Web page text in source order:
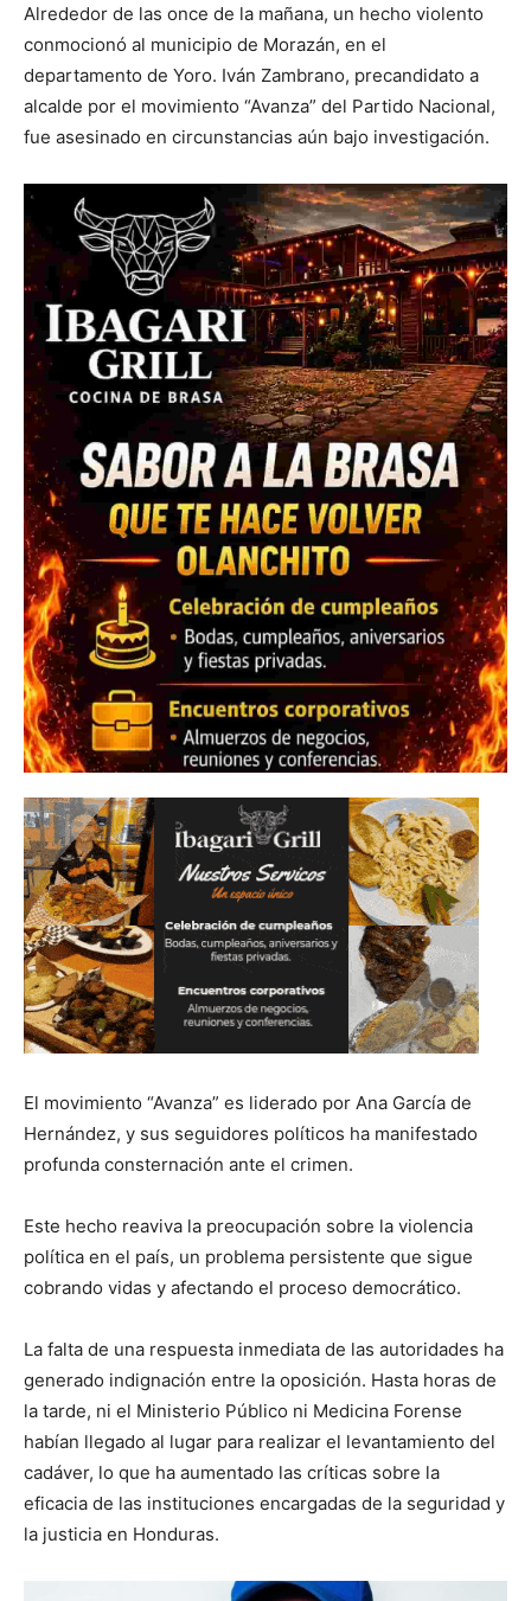
Alrededor de las once de la mañana, un hecho violento
conmocionó al municipio de Morazán, en el
departamento de Yoro. Iván Zambrano, precandidato a
alcalde por el movimiento “Avanza” del Partido Nacional,
fue asesinado en circunstancias aún bajo investigación.
El movimiento “Avanza” es liderado por Ana García de
Hernández, y sus seguidores políticos ha manifestado
profunda consternación ante el crimen.
Este hecho reaviva la preocupación sobre la violencia
política en el país, un problema persistente que sigue
cobrando vidas y afectando el proceso democrático.
La falta de una respuesta inmediata de las autoridades ha
generado indignación entre la oposición. Hasta horas de
la tarde, ni el Ministerio Público ni Medicina Forense
habían llegado al lugar para realizar el levantamiento del
cadáver, lo que ha aumentado las críticas sobre la
eficacia de las instituciones encargadas de la seguridad y
la justicia en Honduras.